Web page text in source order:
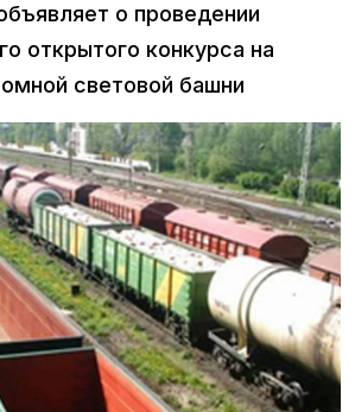
о проведении
открытого конкурса на
световой башни